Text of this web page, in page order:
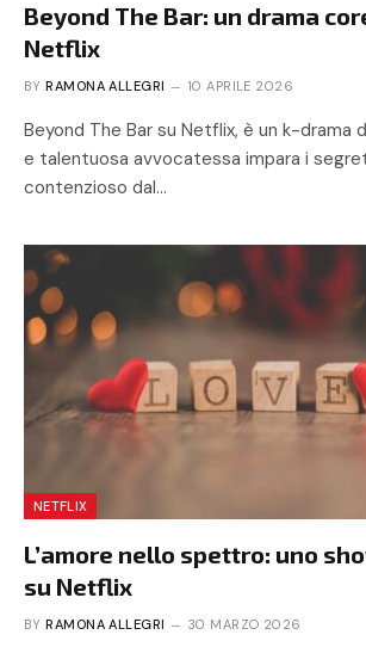
Beyond The Bar: un drama
Netflix
BY RAMONA ALLEGRI 10 APRILE 2026
Beyond The Bar su Netflix, è un k-drama
e talentuosa avvocatessa impara i
contenzioso dal…
NETFLIX
L’amore nello spettro: uno
su Netflix
BY RAMONA ALLEGRI 30 MARZO 2026